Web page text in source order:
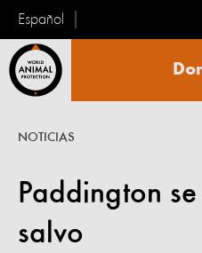
Español
Animal
Paddington
salvo
NOTICIAS